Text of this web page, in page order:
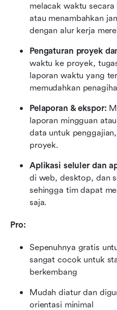
melacak waktu
atau menambahkan
dengan alur kerja
Pengaturan proyek
waktu ke proyek,
laporan waktu yang
memudahkan
Pelaporan & ekspor:
laporan mingguan
data untuk
proyek.
Aplikasi seluler dan
di web, desktop, dan
sehingga tim dapat
saja.
Pro:
Sepenuhnya gratis
sangat cocok untuk
berkembang
Mudah diatur dan
orientasi minimal